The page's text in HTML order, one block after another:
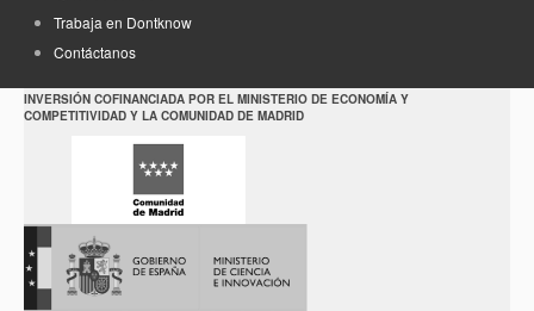
Trabaja en Dontknow
Contáctanos
INVERSIÓN COFINANCIADA POR EL MINISTERIO DE ECONOMÍA Y
COMPETITIVIDAD Y LA COMUNIDAD DE MADRID